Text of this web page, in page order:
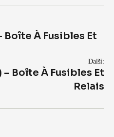
À Fusibles Et
Další:
Boîte À Fusibles Et
Relais